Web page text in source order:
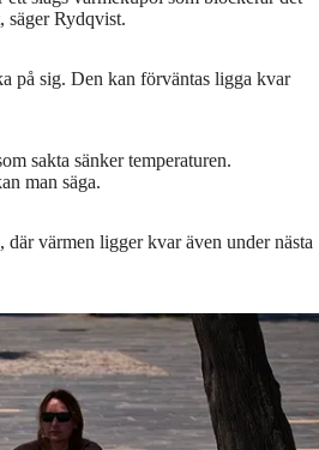
säger Rydqvist.
på sig. Den kan förväntas ligga kvar
sakta sänker temperaturen.
man säga.
där värmen ligger kvar även under nästa